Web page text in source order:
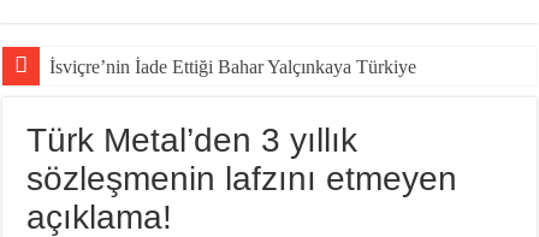
Türk Metal’den 3 yıllık
sözleşmenin lafzını etmeyen
açıklama!